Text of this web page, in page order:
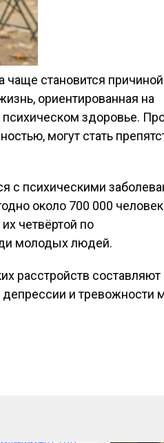
чаще становится причиной
ориентированная на
психическом здоровье.
могут стать
с психическими
около 700 000 человек
четвёртой по
молодых людей.
расстройств составляют
и тревожности